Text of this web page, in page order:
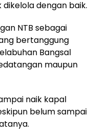
dengan baik.
NTB sebagai
bertanggung
Bangsal
maupun
naik kapal
belum sampai